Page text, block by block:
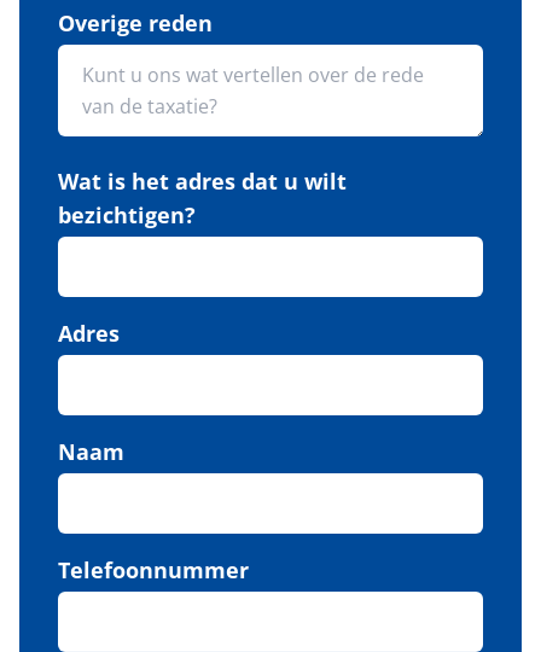
Overige reden
Wat is het adres dat u wilt
bezichtigen?
Adres
Naam
Telefoonnummer